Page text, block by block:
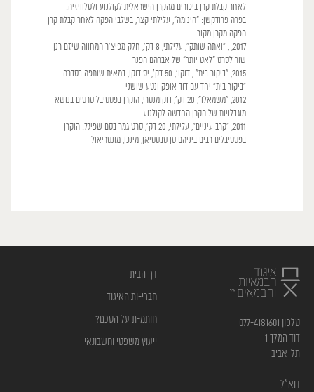
לאחר קבלת קרן ביכורים מהקרן הישראלית לקולנוע ולטלוויזיה.
בפרה פרודקשן: "הינומה", עלילתי קצר, בשלבי הפקה לאחר קבלת קרן
הפקה מקרן מקור
2017, , "ואתה שותק", עלילתי, 8 דק', חלק מפיצ'ר המחווה שיזם רנן
שור לסרט "לאט יותר" של אברהם הפנר
2015, "ביקור בית" , דוקו', 50 דק', יס דוקו, במאית שותפה בסדרה
"ביקור בית" יחד עם דוד אופק ונטע שושני
2012, "משמאלו", 20 דק', דוקומנטרי, הוקרן בפסטיבל סרטים בנושא
מוגבלויות של הקרן החדשה לקולנוע
2011, "קרב עיניים", עלילתי, 20 דק', סרט גמר בסם שפיגל. הוקרן
בפסטיבלים רבים ביניהם סן סבסטיאן, מינכן, מונטריאול
טלפון 077-4181601
דוד המלך 1
תל-אביב
דוא”ל
דף הבית
חברי-ות האיגוד
חותמ-ת על הסכם?
ייעוץ משפטי וחשבונאי